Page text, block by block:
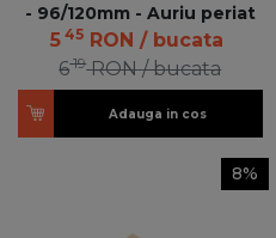
- 96/120mm - Auriu periat
5 45 RON / bucata
619 RON / bucata
Adauga in cos
8%